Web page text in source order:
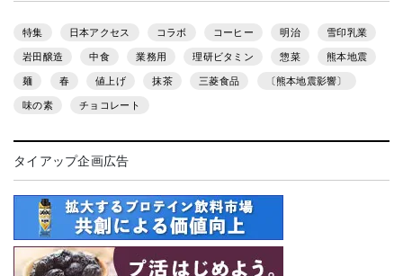
特集 日本アクセス コラボ コーヒー 明治 雪印乳業
岩田醸造 中食 業務用 理研ビタミン 惣菜 熊本地震
麺 春 値上げ 抹茶 三菱食品 〔熊本地震影響〕
味の素 チョコレート
タイアップ企画広告